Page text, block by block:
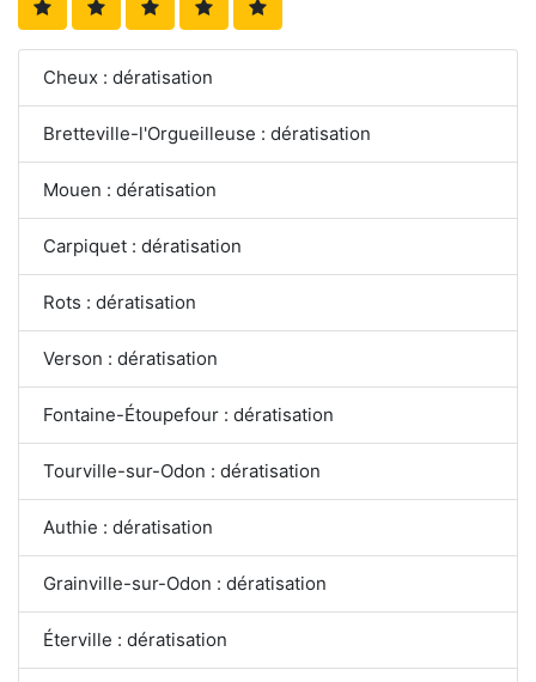
Cheux : dératisation
Bretteville-l'Orgueilleuse : dératisation
Mouen : dératisation
Carpiquet : dératisation
Rots : dératisation
Verson : dératisation
Fontaine-Étoupefour : dératisation
Tourville-sur-Odon : dératisation
Authie : dératisation
Grainville-sur-Odon : dératisation
Éterville : dératisation